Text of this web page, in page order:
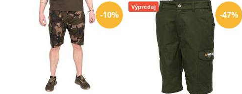
-10% -47%
Výpredaj